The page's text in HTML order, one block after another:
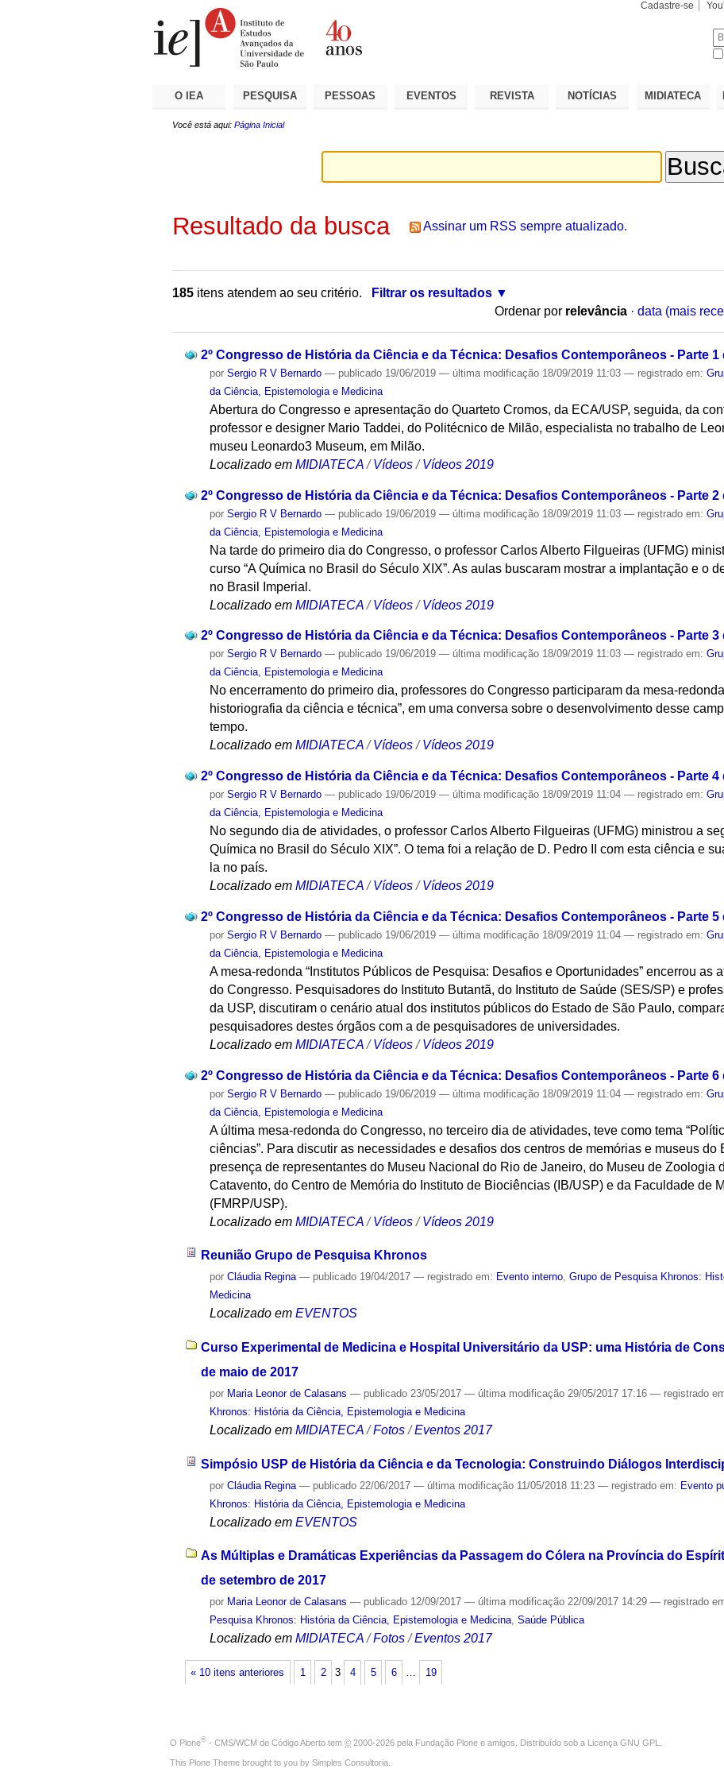
Cadastre-se
O IEA PESQUISA PESSOAS EVENTOS REVISTA NOTÍCIAS MIDIATECA
Você está aqui: Página Inicial
Resultado da busca Assinar um RSS sempre atualizado.
185 itens atendem ao seu critério.
Filtrar os resultados
Ordenar por relevância · data (mais
2º Congresso de História da Ciência e da Técnica: Desafios Contemporâneos - Parte 1
porSergio R V Bernardo — publicado 19/06/2019— última modificação 18/09/2019 11:03— registrado em:
da Ciência, Epistemologia e Medicina
Abertura do Congresso e apresentação do Quarteto Cromos, da ECA/USP, seguida, da
professor e designer Mario Taddei, do Politécnico de Milão, especialista no trabalho de
museu Leonardo3 Museum, em Milão.
Localizado em MIDIATECA /Vídeos /Vídeos 2019
2º Congresso de História da Ciência e da Técnica: Desafios Contemporâneos - Parte 2
porSergio R V Bernardo — publicado 19/06/2019— última modificação 18/09/2019 11:03— registrado em:
da Ciência, Epistemologia e Medicina
Na tarde do primeiro dia do Congresso, o professor Carlos Alberto Filgueiras (UFMG)
curso “A Química no Brasil do Século XIX”. As aulas buscaram mostrar a implantação e o
no Brasil Imperial.
Localizado em MIDIATECA /Vídeos /Vídeos 2019
2º Congresso de História da Ciência e da Técnica: Desafios Contemporâneos - Parte 3
porSergio R V Bernardo — publicado 19/06/2019— última modificação 18/09/2019 11:03— registrado em:
da Ciência, Epistemologia e Medicina
No encerramento do primeiro dia, professores do Congresso participaram da mesa-
historiografia da ciência e técnica”, em uma conversa sobre o desenvolvimento desse
tempo.
Localizado em MIDIATECA /Vídeos /Vídeos 2019
2º Congresso de História da Ciência e da Técnica: Desafios Contemporâneos - Parte 4
porSergio R V Bernardo — publicado 19/06/2019— última modificação 18/09/2019 11:04— registrado em:
da Ciência, Epistemologia e Medicina
No segundo dia de atividades, o professor Carlos Alberto Filgueiras (UFMG) ministrou a
Química no Brasil do Século XIX”. O tema foi a relação de D. Pedro II com esta ciência e
la no país.
Localizado em MIDIATECA /Vídeos /Vídeos 2019
2º Congresso de História da Ciência e da Técnica: Desafios Contemporâneos - Parte 5
porSergio R V Bernardo — publicado 19/06/2019— última modificação 18/09/2019 11:04— registrado em:
da Ciência, Epistemologia e Medicina
A mesa-redonda “Institutos Públicos de Pesquisa: Desafios e Oportunidades” encerrou as
do Congresso. Pesquisadores do Instituto Butantã, do Instituto de Saúde (SES/SP) e
da USP, discutiram o cenário atual dos institutos públicos do Estado de São Paulo,
pesquisadores destes órgãos com a de pesquisadores de universidades.
Localizado em MIDIATECA /Vídeos /Vídeos 2019
2º Congresso de História da Ciência e da Técnica: Desafios Contemporâneos - Parte 6
porSergio R V Bernardo — publicado 19/06/2019— última modificação 18/09/2019 11:04— registrado em:
da Ciência, Epistemologia e Medicina
A última mesa-redonda do Congresso, no terceiro dia de atividades, teve como tema
ciências”. Para discutir as necessidades e desafios dos centros de memórias e museus do
presença de representantes do Museu Nacional do Rio de Janeiro, do Museu de Zoologia
Catavento, do Centro de Memória do Instituto de Biociências (IB/USP) e da Faculdade de
(FMRP/USP).
Localizado em MIDIATECA /Vídeos /Vídeos 2019
Reunião Grupo de Pesquisa Khronos
porCláudia Regina — publicado 19/04/2017— registrado em: Evento interno,Grupo de Pesquisa Khronos:
Medicina
Localizado em EVENTOS
Curso Experimental de Medicina e Hospital Universitário da USP: uma História de
de maio de 2017
por Maria Leonor de Calasans — publicado 23/05/2017— última modificação 29/05/2017 17:16— registrado
Khronos: História da Ciência, Epistemologia e Medicina
Localizado em MIDIATECA /Fotos /Eventos 2017
Simpósio USP de História da Ciência e da Tecnologia: Construindo Diálogos
porCláudia Regina — publicado 22/06/2017— última modificação 11/05/2018 11:23— registrado em: Evento
Khronos: História da Ciência, Epistemologia e Medicina
Localizado em EVENTOS
As Múltiplas e Dramáticas Experiências da Passagem do Cólera na Província do
de setembro de 2017
por Maria Leonor de Calasans — publicado 12/09/2017— última modificação 22/09/2017 14:29— registrado
Pesquisa Khronos: História da Ciência, Epistemologia e Medicina,Saúde Pública
Localizado em MIDIATECA /Fotos /Eventos 2017
« 10 itens anteriores 1 2 3 4 5 6 19
O Plone® - CMS/WCM de Código Aberto tem © 2000-2026 pela Fundação Plone e amigos. Distribuído sob a Licença GNU GPL
This Plone Theme brought to you by Simples Consultoria